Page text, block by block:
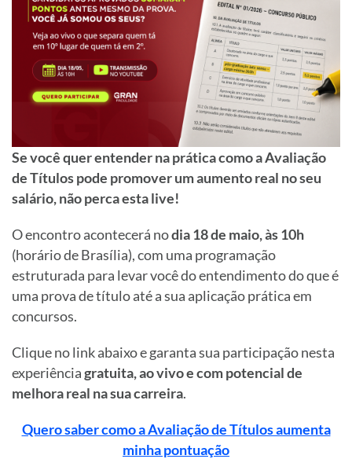
Se você quer entender na prática como a Avaliação
de Títulos pode promover um aumento real no seu
salário, não perca esta live!
O encontro acontecerá nodia 18 de maio, às 10h
(horário de Brasília), com uma programação
estruturada para levar você do entendimento do que é
uma prova de título até a sua aplicação prática em
concursos.
Clique no link abaixo e garanta sua participação nesta
experiênciagratuita, ao vivo e com potencial de
melhora real na sua carreira.
Quero saber como a Avaliação de Títulos aumenta
minha pontuação